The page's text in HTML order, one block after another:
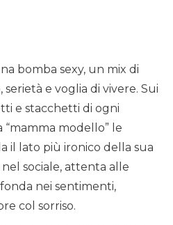
bomba sexy, un mix di
e voglia di vivere. Sui
e stacchetti di ogni
modello” le
il lato più ironico della sua
sociale, attenta alle
nei sentimenti,
col sorriso.